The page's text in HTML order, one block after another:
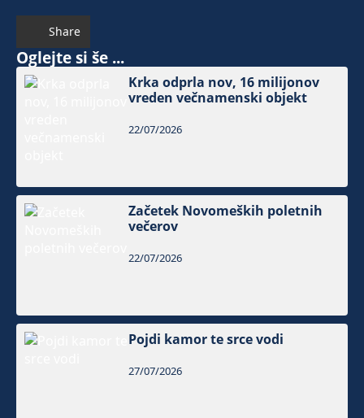
Share
Oglejte si še ...
Krka odprla nov, 16 milijonov
vreden večnamenski objekt
22/07/2026
Začetek Novomeških poletnih
večerov
22/07/2026
Pojdi kamor te srce vodi
27/07/2026